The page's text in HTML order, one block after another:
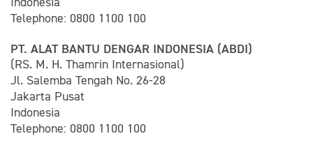
Telephone: 0800 1100 100
PT. ALAT BANTU DENGAR INDONESIA (ABDI)
(RS. M. H. Thamrin Internasional)
Jl. Salemba Tengah No. 26-28
Jakarta Pusat
Indonesia
Telephone: 0800 1100 100